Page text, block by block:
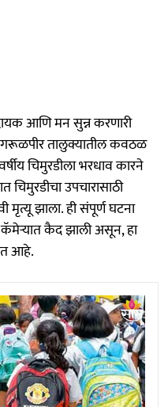
आणि मन सुन्न करणारी
तालुक्यातील कवठळ
चिमुरडीला भरधाव कारने
चिमुरडीचा उपचारासाठी
मृत्यू झाला. ही संपूर्ण घटना
कॅमेऱ्यात कैद झाली असून, हा
आहे.